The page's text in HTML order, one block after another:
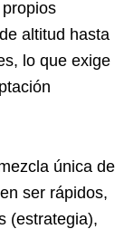
altitud hasta
lo que exige
única de
ser rápidos,
(estrategia),